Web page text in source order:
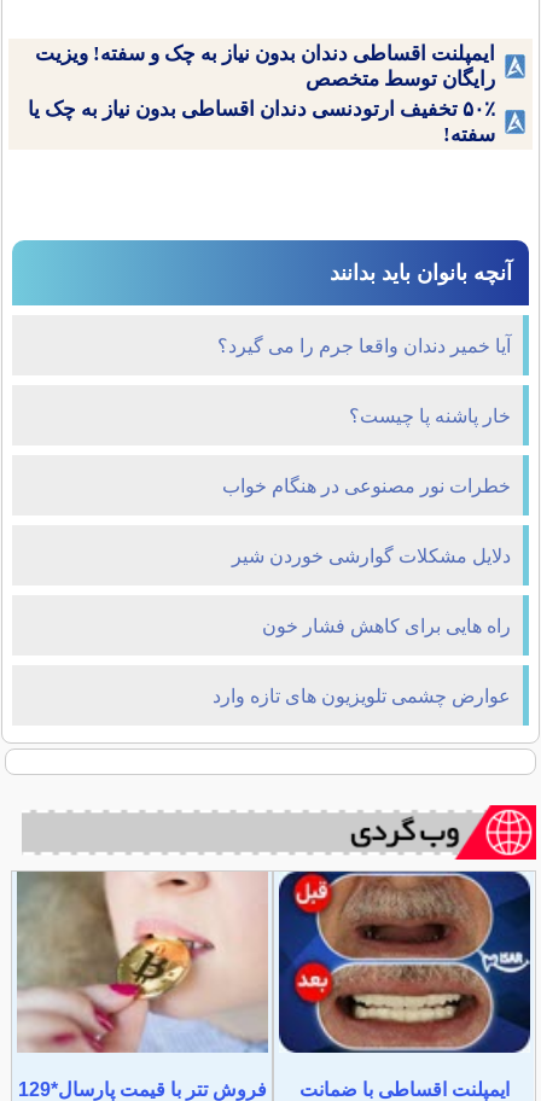
ایمپلنت اقساطی دندان بدون نیاز به چک و سفته! ویزیت
رایگان توسط متخصص
۵۰٪ تخفیف ارتودنسی دندان اقساطی بدون نیاز به چک یا
سفته!
آنچه بانوان باید بدانند
آیا خمیر دندان واقعا جرم را می گیرد؟
خار پاشنه پا چیست؟
خطرات نور مصنوعی در هنگام خواب
دلایل مشکلات گوارشی خوردن شیر
راه هایی برای کاهش فشار خون
عوارض چشمی تلویزیون های تازه وارد
ایمپلنت اقساطی با ضمانت
فروش تتر با قیمت پارسال*129